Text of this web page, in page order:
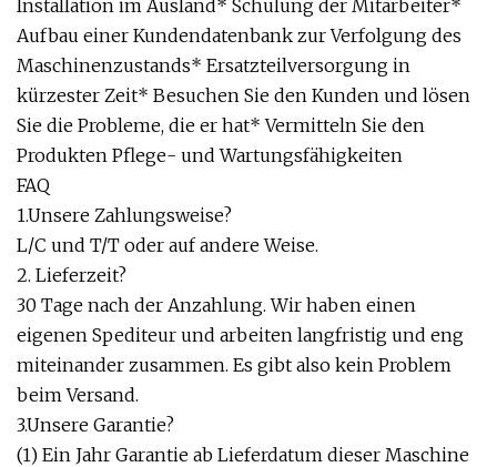
Installation im Ausland* Schulung der Mitarbeiter*
Aufbau einer Kundendatenbank zur Verfolgung des
Maschinenzustands* Ersatzteilversorgung in
kürzester Zeit* Besuchen Sie den Kunden und lösen
Sie die Probleme, die er hat* Vermitteln Sie den
Produkten Pflege- und Wartungsfähigkeiten
FAQ
1.Unsere Zahlungsweise?
L/C und T/T oder auf andere Weise.
2. Lieferzeit?
30 Tage nach der Anzahlung. Wir haben einen
eigenen Spediteur und arbeiten langfristig und eng
miteinander zusammen. Es gibt also kein Problem
beim Versand.
3.Unsere Garantie?
(1) Ein Jahr Garantie ab Lieferdatum dieser Maschine